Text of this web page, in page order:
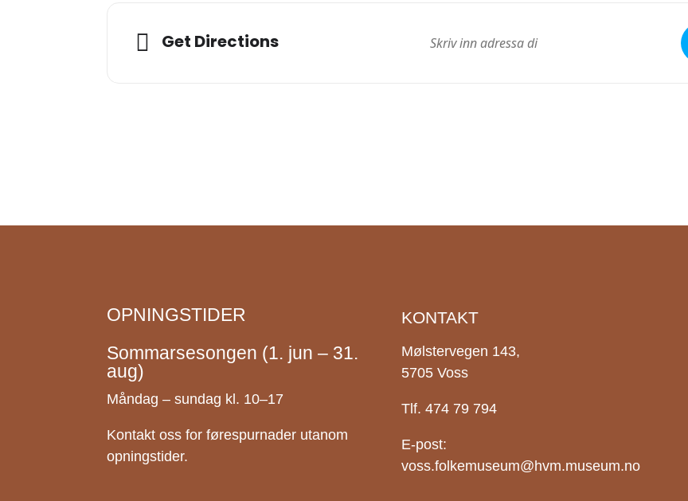
Get Directions
OPNINGSTIDER
Sommarsesongen (1. jun – 31.
aug)
Måndag – sundag kl. 10–17
Kontakt oss for førespurnader utanom
opningstider.
KONTAKT
Mølstervegen 143,
5705 Voss
Tlf. 474 79 794
E-post:
voss.folkemuseum@hvm.museum.no